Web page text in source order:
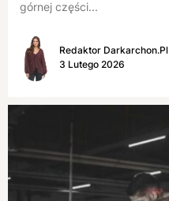
górnej części...
Redaktor Darkarchon.pl
3 Lutego 2026